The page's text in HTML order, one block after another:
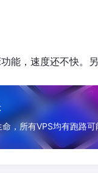
能，速度还不快。
，所有VPS均有跑路可